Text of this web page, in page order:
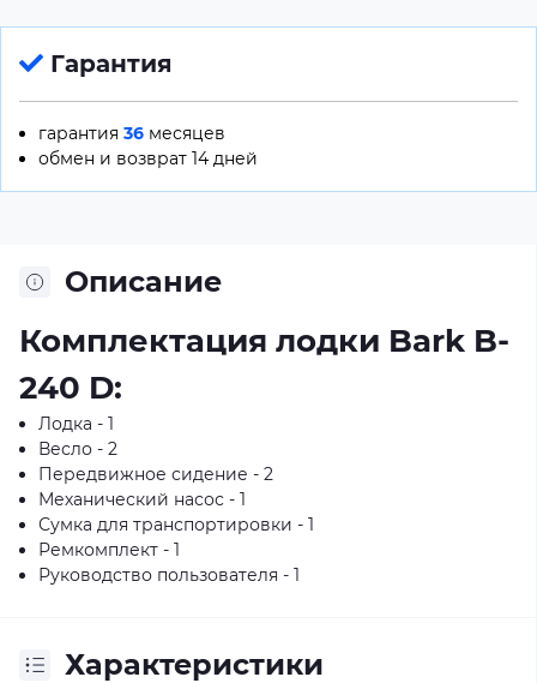
Гарантия
гарантия 36 месяцев
обмен и возврат 14 дней
Описание
Комплектация лодки Bark B-
240 D:
Лодка - 1
Весло - 2
Передвижное сидение - 2
Механический насос - 1
Сумка для транспортировки - 1
Ремкомплект - 1
Руководство пользователя - 1
Характеристики